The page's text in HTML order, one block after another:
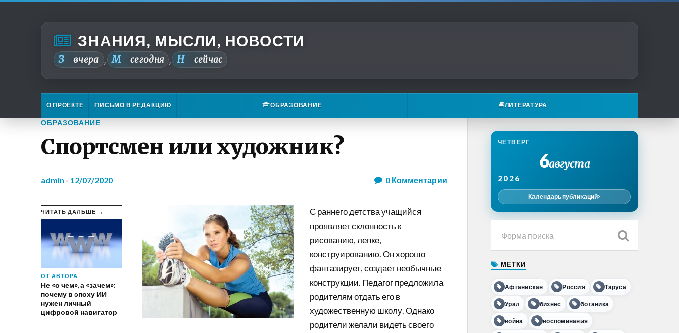
ЗНАНИЯ, МЫСЛИ, НОВОСТИ
З—вчера , М—сегодня , Н—сейчас
О ПРОЕКТЕ ПИСЬМО В РЕДАКЦИЮ ОБРАЗОВАНИЕ ЛИТЕРАТУРА
ОБРАЗОВАНИЕ
Спортсмен или художник?
admin - 12/07/2020 0Комментарии
ЧИТАТЬ ДАЛЬШЕ →
ОТ АВТОРА
Не «о чем», а «зачем»:
почему в эпоху ИИ
нужен личный
цифровой навигатор
С раннего детства учащийся
проявляет склонность к
рисованию, лепке,
конструированию. Он хорошо
фантазирует, создает необычные
конструкции. Педагог предложила
родителям отдать его в
художественную школу. Однако
родители желали видеть своего
ЧЕТВЕРГ
6августа
2026
Календарь публикаций
МЕТКИ
Афганистан Россия Таруса
Урал бизнес ботаника
война воспоминания